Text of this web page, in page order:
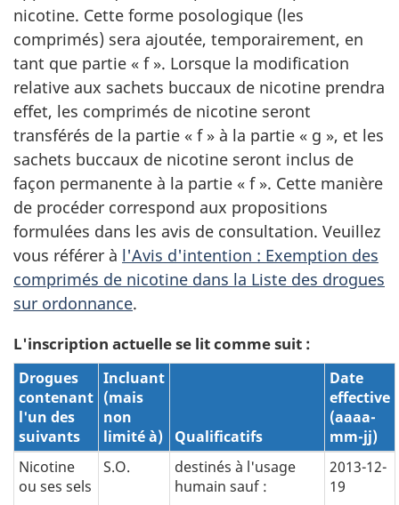
nicotine. Cette forme posologique (les
comprimés) sera ajoutée, temporairement, en
tant que partie « f ». Lorsque la modification
relative aux sachets buccaux de nicotine prendra
effet, les comprimés de nicotine seront
transférés de la partie « f » à la partie « g », et les
sachets buccaux de nicotine seront inclus de
façon permanente à la partie « f ». Cette manière
de procéder correspond aux propositions
formulées dans les avis de consultation. Veuillez
vous référer à l'Avis d'intention : Exemption des
comprimés de nicotine dans la Liste des drogues
sur ordonnance.
L'inscription actuelle se lit comme suit :
Drogues
contenant
l'un des
suivants
Incluant
(mais
non
limité à)
Qualificatifs
Date
effective
(aaaa-
mm-jj)
Nicotine
ou ses sels
S.O.
destinés à l'usage
humain sauf :
2013-12-
19